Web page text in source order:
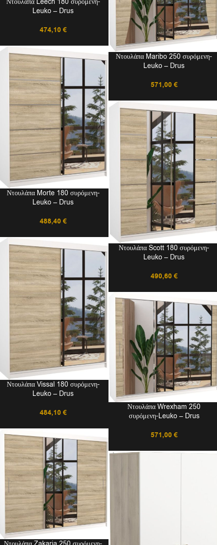
Ντουλάπα Leech 180 συρόμενη-
Leuko – Drus
474,10 €
Ντουλάπα Maribo 250 συρόμενη-
Leuko – Drus
571,00 €
Ντουλάπα Morte 180 συρόμενη-
Leuko – Drus
488,40 €
Ντουλάπα Scott 180 συρόμενη-
Leuko – Drus
490,60 €
Ντουλάπα Vissal 180 συρόμενη-
Leuko – Drus
484,10 €
Ντουλάπα Wrexham 250
συρόμενη-Leuko – Drus
571,00 €